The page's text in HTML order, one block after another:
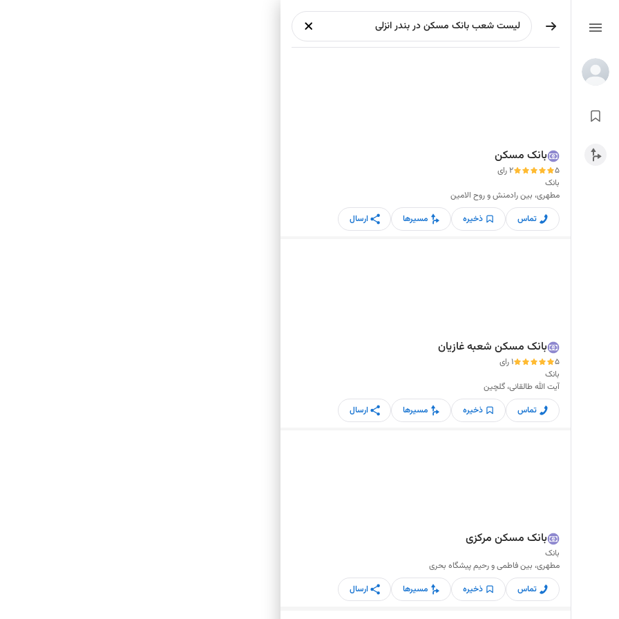
بانک مسکن
5
2 رای
بانک
مطهری، بین رادمنش و روح الامین
تماس
ذخیره مسیرها ارسال
بانک مسکن شعبه غازیان
5
1 رای
بانک
آیت الله طالقانی، گلچین
تماس
ذخیره مسیرها ارسال
بانک مسکن مرکزی
بانک
مطهری، بین فاطمی و رحیم پیشگاه بحری
تماس
ذخیره مسیرها ارسال